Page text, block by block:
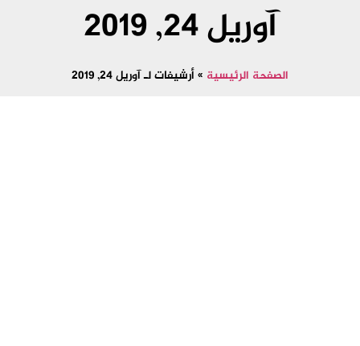
آوریل 24, 2019
الصفحة الرئيسية » أرشيفات لـ آوریل 24, 2019